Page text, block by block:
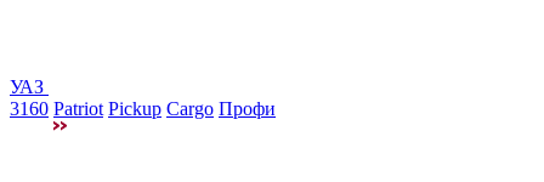
УАЗ
3160 Patriot Pickup Cargo Профи